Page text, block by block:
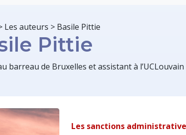
Les auteurs > Basile Pittie
Pittie
barreau de Bruxelles et assistant à l’UCLouvain
Les sanctions